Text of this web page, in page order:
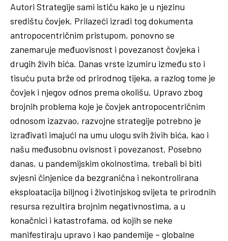
Autori Strategije sami ističu kako je u njezinu
središtu čovjek. Prilazeći izradi tog dokumenta
antropocentričnim pristupom, ponovno se
zanemaruje međuovisnost i povezanost čovjeka i
drugih živih bića. Danas vrste izumiru između sto i
tisuću puta brže od prirodnog tijeka, a razlog tome je
čovjek i njegov odnos prema okolišu. Upravo zbog
brojnih problema koje je čovjek antropocentričnim
odnosom izazvao, razvojne strategije potrebno je
izrađivati imajući na umu ulogu svih živih bića, kao i
našu međusobnu ovisnost i povezanost. Posebno
danas, u pandemijskim okolnostima, trebali bi biti
svjesni činjenice da bezgranična i nekontrolirana
eksploatacija biljnog i životinjskog svijeta te prirodnih
resursa rezultira brojnim negativnostima, a u
konačnici i katastrofama, od kojih se neke
manifestiraju upravo i kao pandemije – globalne